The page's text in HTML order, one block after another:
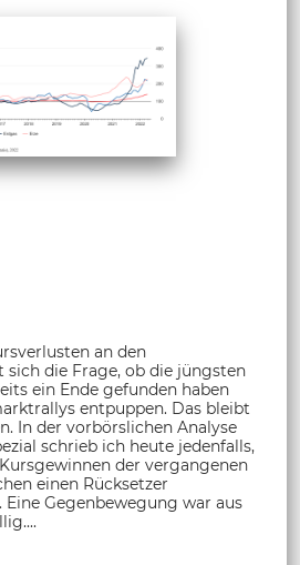
an den
die Frage, ob die jüngsten
ein Ende gefunden haben
entpuppen. Das bleibt
In der vorbörslichen Analyse
schrieb ich heute jedenfalls,
der vergangenen
einen Rücksetzer
Gegenbewegung war aus